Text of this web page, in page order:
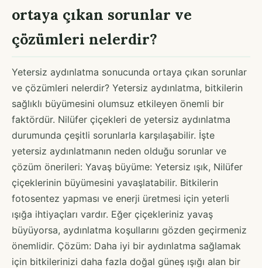
ortaya çıkan sorunlar ve
çözümleri nelerdir?
Yetersiz aydınlatma sonucunda ortaya çıkan sorunlar
ve çözümleri nelerdir? Yetersiz aydınlatma, bitkilerin
sağlıklı büyümesini olumsuz etkileyen önemli bir
faktördür. Nilüfer çiçekleri de yetersiz aydınlatma
durumunda çeşitli sorunlarla karşılaşabilir. İşte
yetersiz aydınlatmanın neden olduğu sorunlar ve
çözüm önerileri: Yavaş büyüme: Yetersiz ışık, Nilüfer
çiçeklerinin büyümesini yavaşlatabilir. Bitkilerin
fotosentez yapması ve enerji üretmesi için yeterli
ışığa ihtiyaçları vardır. Eğer çiçekleriniz yavaş
büyüyorsa, aydınlatma koşullarını gözden geçirmeniz
önemlidir. Çözüm: Daha iyi bir aydınlatma sağlamak
için bitkilerinizi daha fazla doğal güneş ışığı alan bir